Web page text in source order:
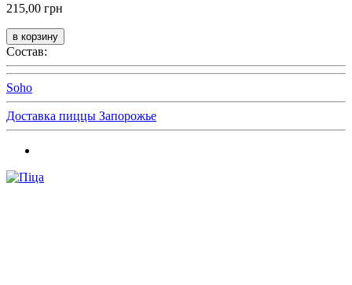
215,00 грн
Состав:
Soho
Доставка пиццы Запорожье